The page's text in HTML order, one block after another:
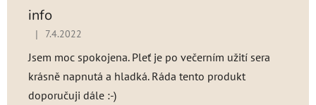
info
Hodnotenie produktu je 5 z 5 hviezdičiek.
| 7.4.2022
Jsem moc spokojena. Pleť je po večerním užití sera
krásně napnutá a hladká. Ráda tento produkt
doporučuji dále :-)